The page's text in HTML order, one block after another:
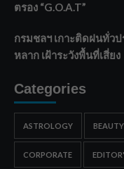
ตรอง “G.O.A.T”
กรมชลฯ เกาะติดฝนทั่วป
หลาก เฝ้าระวังพื้นที่เสี่ยง
Categories
ASTROLOGY
CORPORATE